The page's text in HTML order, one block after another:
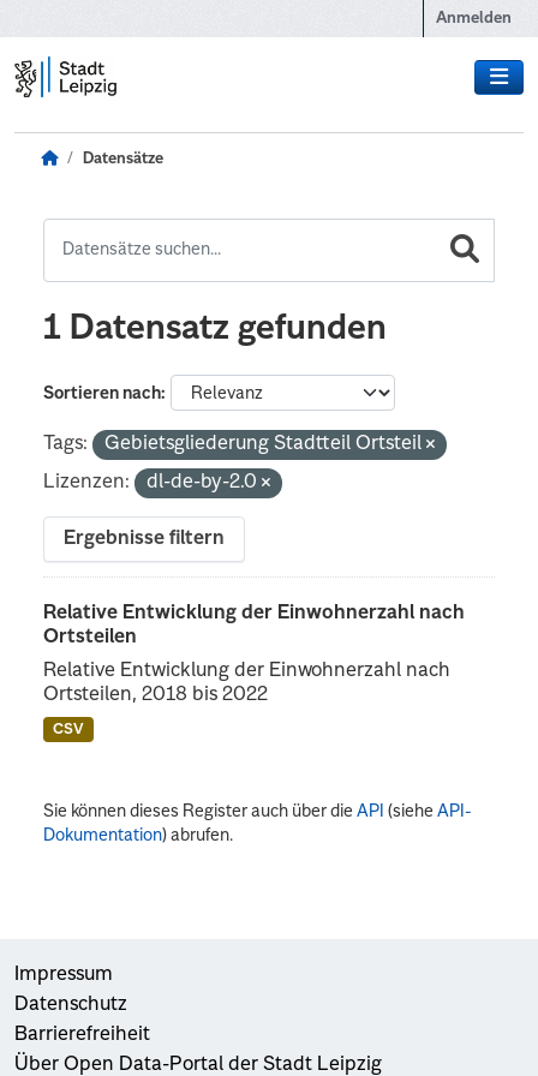
Anmelden
Datensätze
1 Datensatz gefunden
Sortieren nach
Tags:
Gebietsgliederung Stadtteil Ortsteil
Lizenzen:
dl-de-by-2.0
Ergebnisse filtern
Relative Entwicklung der Einwohnerzahl nach
Ortsteilen
Relative Entwicklung der Einwohnerzahl nach
Ortsteilen, 2018 bis 2022
CSV
Sie können dieses Register auch über dieAPI (sieheAPI-
Dokumentation) abrufen.
Impressum
Datenschutz
Barrierefreiheit
Über Open Data-Portal der Stadt Leipzig